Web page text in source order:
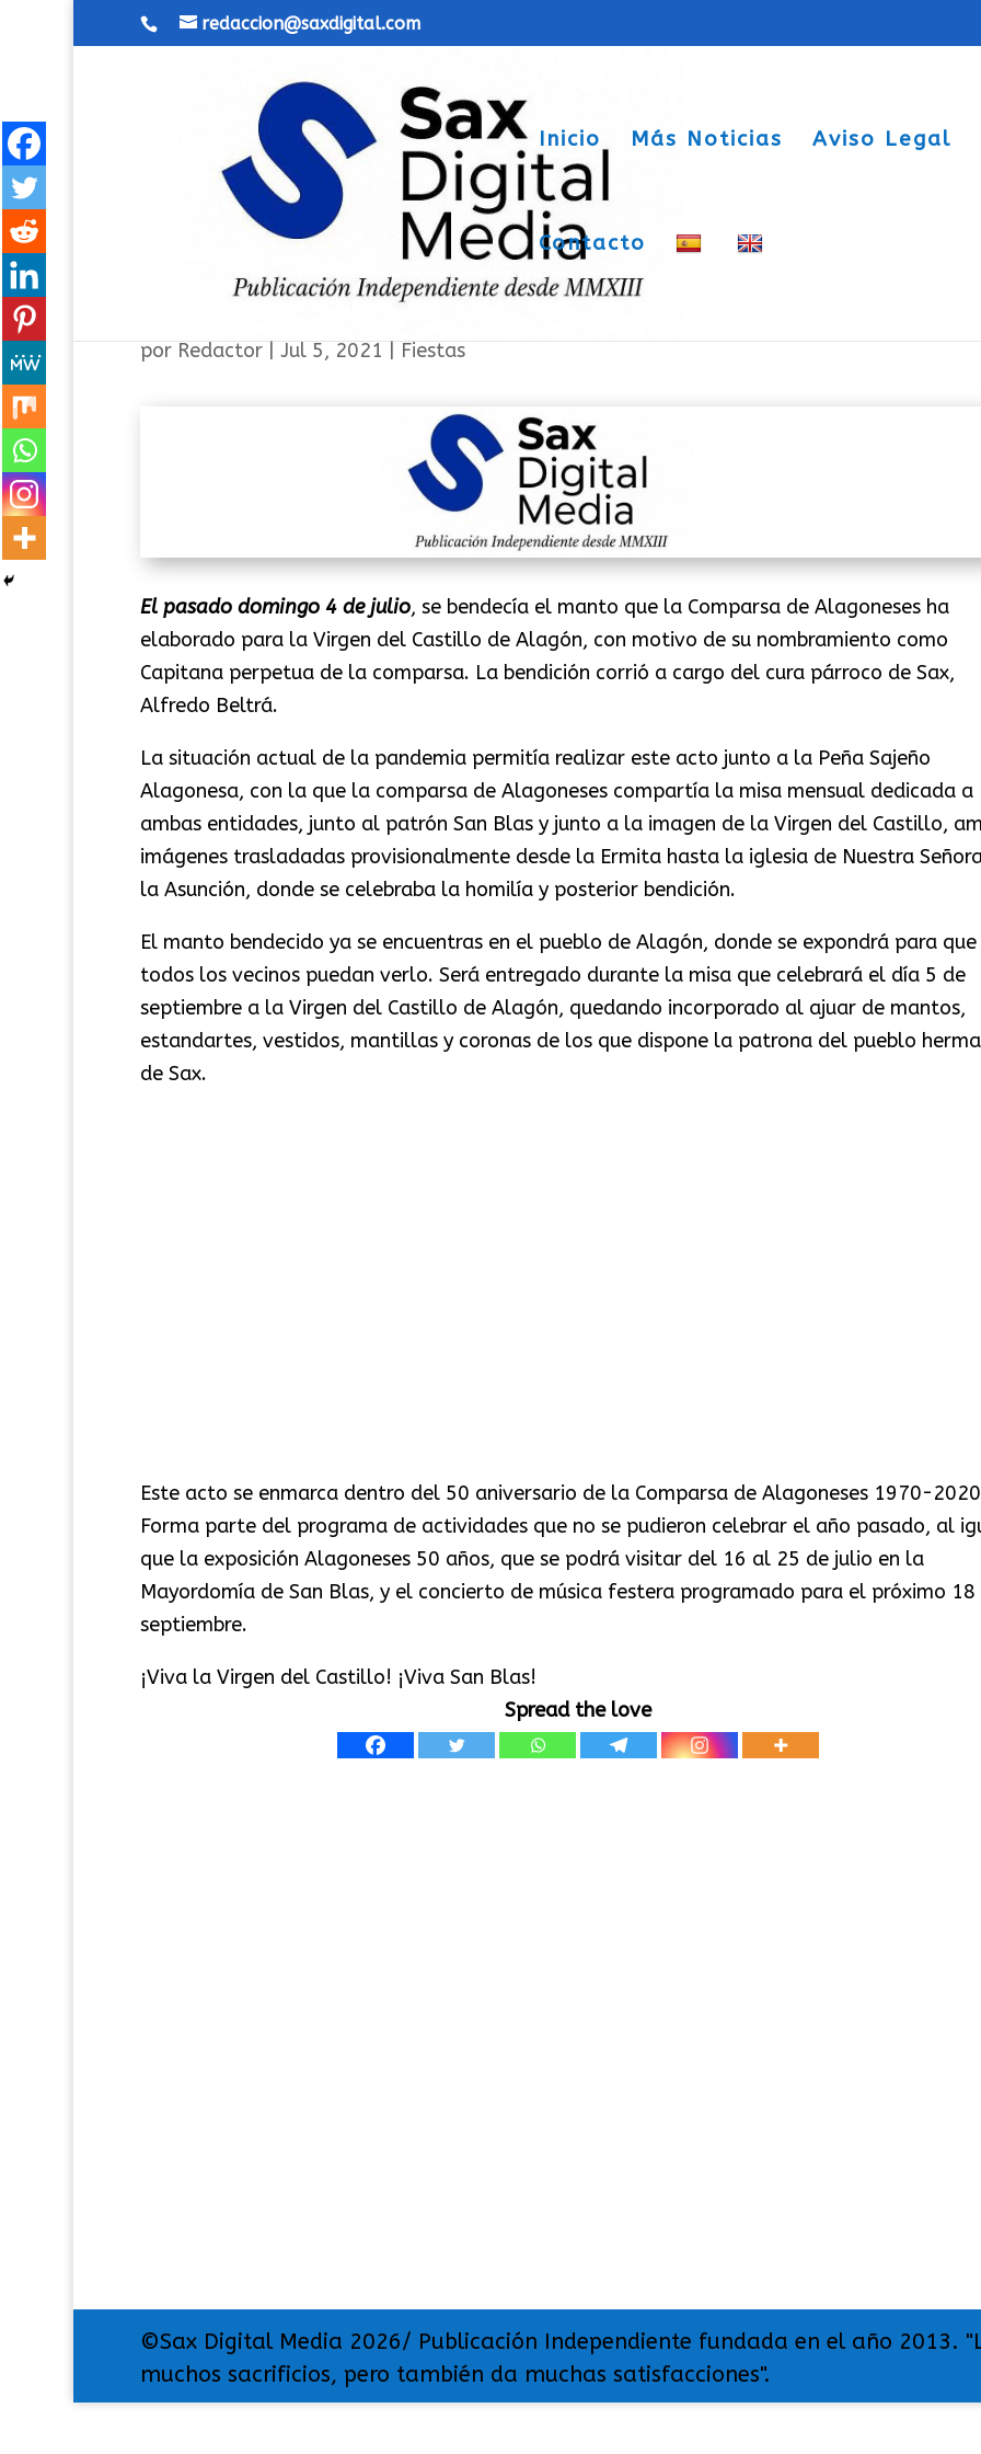
redaccion@saxdigital.com
Inicio Más Noticias Aviso Legal
Contacto
Un manto para la Virgen del Castillo se bendecía en Sax
por Redactor| Jul 5, 2021 Fiestas
El pasado domingo 4 de julio, se bendecía el manto que la Comparsa de Alagoneses ha
elaborado para la Virgen del Castillo de Alagón, con motivo de su nombramiento como
Capitana perpetua de la comparsa. La bendición corrió a cargo del cura párroco de Sax,
Alfredo Beltrá.
La situación actual de la pandemia permitía realizar este acto junto a la Peña Sajeño
Alagonesa, con la que la comparsa de Alagoneses compartía la misa mensual dedicada a
ambas entidades, junto al patrón San Blas y junto a la imagen de la Virgen del Castillo,
imágenes trasladadas provisionalmente desde la Ermita hasta la iglesia de Nuestra
la Asunción, donde se celebraba la homilía y posterior bendición.
El manto bendecido ya se encuentras en el pueblo de Alagón, donde se expondrá para que
todos los vecinos puedan verlo. Será entregado durante la misa que celebrará el día 5 de
septiembre a la Virgen del Castillo de Alagón, quedando incorporado al ajuar de mantos,
estandartes, vestidos, mantillas y coronas de los que dispone la patrona del pueblo
de Sax.
Este acto se enmarca dentro del 50 aniversario de la Comparsa de Alagoneses 1970-
Forma parte del programa de actividades que no se pudieron celebrar el año pasado, al
que la exposición Alagoneses 50 años, que se podrá visitar del 16 al 25 de julio en la
Mayordomía de San Blas, y el concierto de música festera programado para el próximo 18
septiembre.
¡Viva la Virgen del Castillo! ¡Viva San Blas!
Spread the love
©Sax Digital Media 2026/ Publicación Independiente fundada en el año 2013.
muchos sacrificios, pero también da muchas satisfacciones".